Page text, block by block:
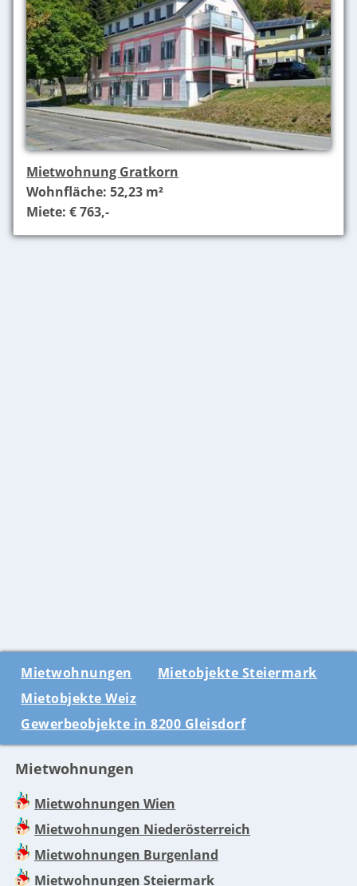
Mietwohnung Gratkorn
Wohnfläche: 52,23 m²
Miete: € 763,-
Mietwohnungen
Mietobjekte Steiermark
Mietobjekte Weiz
Gewerbeobjekte in 8200 Gleisdorf
Mietwohnungen
Mietwohnungen Wien
Mietwohnungen Niederösterreich
Mietwohnungen Burgenland
Mietwohnungen Steiermark